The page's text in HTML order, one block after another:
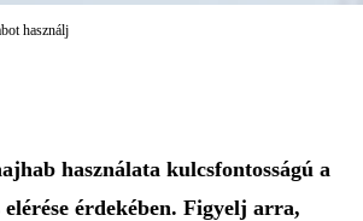
használj
használata kulcsfontosságú a
érdekében. Figyelj arra,